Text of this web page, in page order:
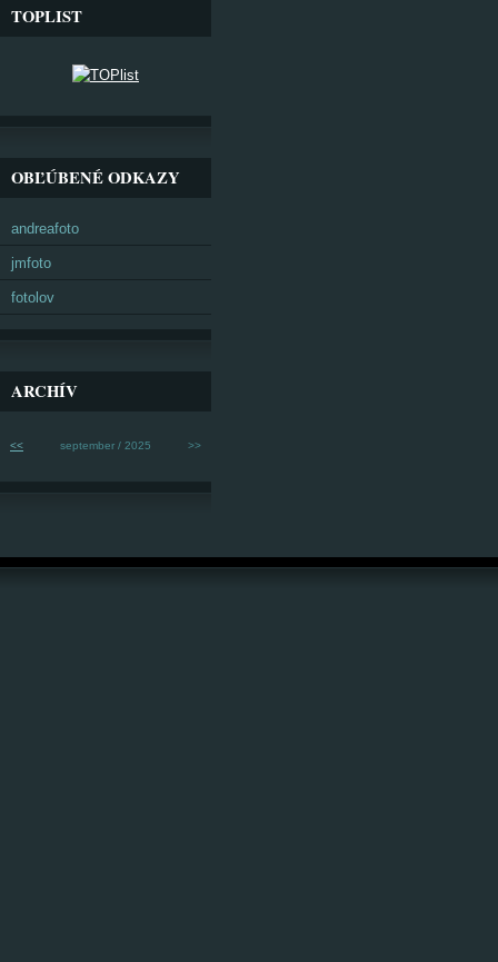
TOPLIST
OBĽÚBENÉ ODKAZY
andreafoto
jmfoto
fotolov
ARCHÍV
<< september / 2025 >>